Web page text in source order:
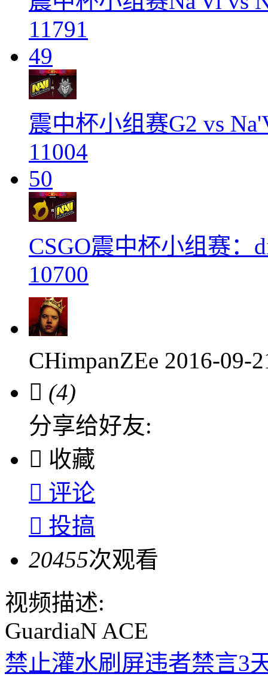
11791
49
震中杯小组赛G2 vs
11004
50
CSGO震中杯小组赛：
10700
CHimpanZEe 2016-09-
 (4)
分享给好友:
 收藏
 评论
 投搞
20455次观看
视频描述:
GuardiaN ACE
禁止灌水刷屏违者禁言3